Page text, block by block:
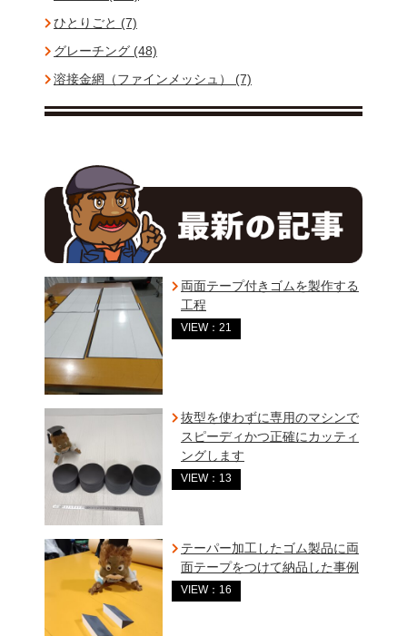
ひとりごと (7)
グレーチング (48)
溶接金網（ファインメッシュ） (7)
両面テープ付きゴムを製作する
工程
VIEW：21
抜型を使わずに専用のマシンで
スピーディかつ正確にカッティ
ングします
VIEW：13
テーパー加工したゴム製品に両
面テープをつけて納品した事例
VIEW：16